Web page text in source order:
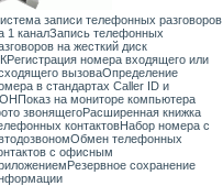
записи телефонных разговоров
1 каналЗапись телефонных
на жесткий диск
номера входящего или
вызоваОпределение
в стандартах Caller ID и
на мониторе компьютера
звонящегоРасширенная книжка
контактовНабор номера с
телефонных
с офисным
сохранение